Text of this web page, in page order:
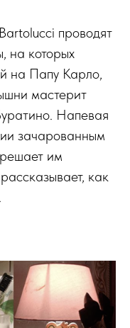
проводят
на которых
на Папу Карло,
мастерит
Напевая
зачарованным
им
как